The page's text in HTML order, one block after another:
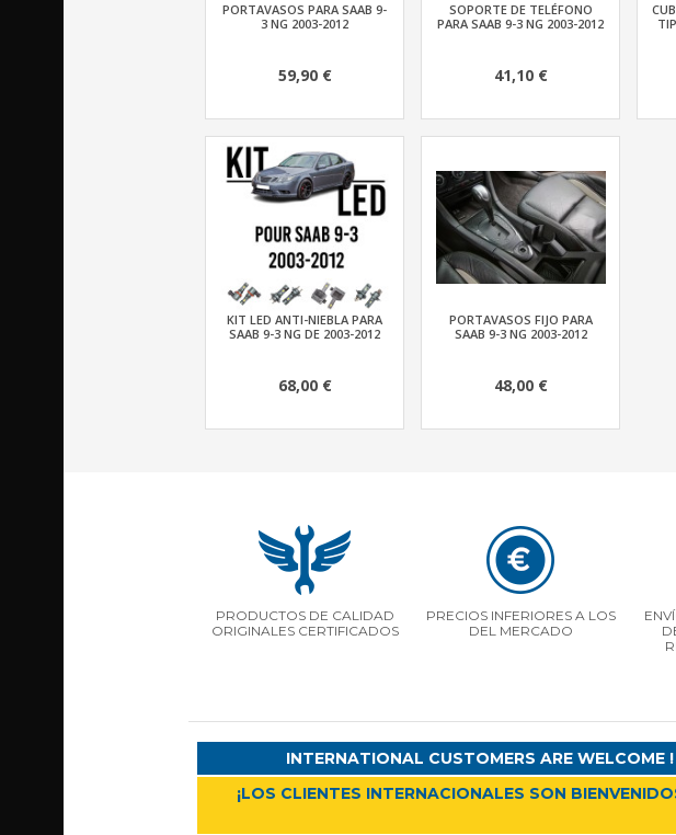
PORTAVASOS PARA SAAB 9-
3 NG 2003-2012
59,90 €
SOPORTE DE TELÉFONO
PARA SAAB 9-3 NG 2003-2012
41,10 €
KIT LED ANTI-NIEBLA PARA
SAAB 9-3 NG DE 2003-2012
68,00 €
PORTAVASOS FIJO PARA
SAAB 9-3 NG 2003-2012
48,00 €
PRODUCTOS DE CALIDAD
ORIGINALES CERTIFICADOS
PRECIOS INFERIORES A LOS
DEL MERCADO
INTERNATIONAL CUSTOMERS ARE WELCOME !
¡LOS CLIENTES INTERNACIONALES SON